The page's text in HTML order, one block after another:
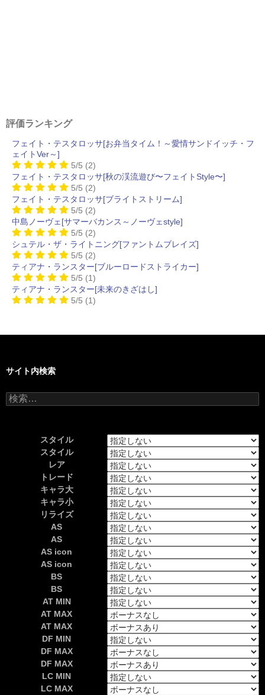
評価ランキング
フェイト・テスタロッサ[お弁当タイム！～愛情サンドイッチ・フ
ェイトVer～]
5/5 (2)
フェイト・テスタロッサ[秋の渓流遊び〜フェイトStyle〜]
5/5 (2)
フェイト・テスタロッサ[ブライトストリーム]
5/5 (2)
中島ノーヴェ[サマーバカンス～ノーヴェstyle]
5/5 (2)
シュテル・ザ・ライトニング[ファントムブレイズ]
5/5 (2)
ティアナ・ランスター[ブルーロードストライカー]
5/5 (1)
ティアナ・ランスター[未来のきざはし]
5/5 (1)
サイト内検索
検
索:
スタイル
スタイル
レア
トレード
キャラ大
キャラ小
リライズ
AS
AS
AS icon
AS icon
BS
BS
AT MIN
AT MAX
AT MAX
DF MIN
DF MAX
DF MAX
LC MIN
LC MAX